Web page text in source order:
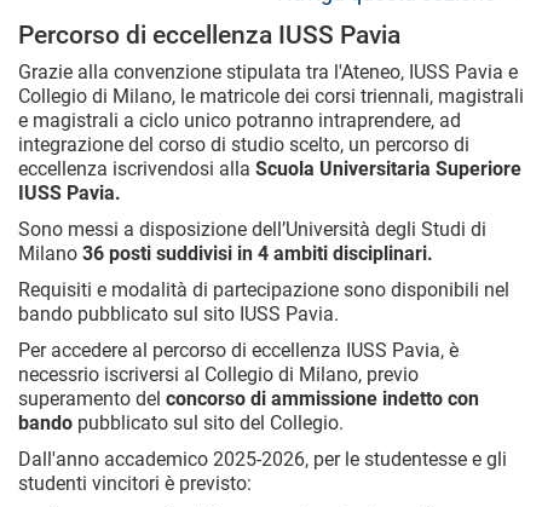
Percorso di eccellenza IUSS Pavia
Grazie alla convenzione stipulata tra l'Ateneo, IUSS Pavia e
Collegio di Milano, le matricole dei corsi triennali, magistrali
e magistrali a ciclo unico potranno intraprendere, ad
integrazione del corso di studio scelto, un percorso di
eccellenza iscrivendosi alla Scuola Universitaria Superiore
IUSS Pavia.
Sono messi a disposizione dell’Università degli Studi di
Milano 36 posti suddivisi in 4 ambiti disciplinari.
Requisiti e modalità di partecipazione sono disponibili nel
bando pubblicato sul sito IUSS Pavia.
Per accedere al percorso di eccellenza IUSS Pavia, è
necessrio iscriversi al Collegio di Milano, previo
superamento del concorso di ammissione indetto con
bando pubblicato sul sito del Collegio.
Dall'anno accademico 2025-2026, per le studentesse e gli
studenti vincitori è previsto: